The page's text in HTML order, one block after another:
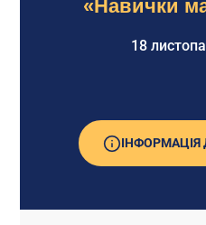
«Навички
18
ІНФОРМАЦІЯ